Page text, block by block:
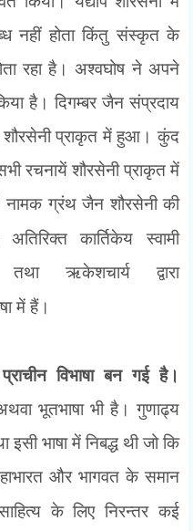
नहीं होता किंतु संस्कृत के
रहा है। अश्वघोष ने अपने
है। दिगम्बर जैन संप्रदाय
प्राकृत में हुआ। कुंद
रचनायें शौरसेनी प्राकृत में
नामक ग्रंथ जैन शौरसेनी की
कार्तिकेय स्वामी
तथा ऋकेशचार्य द्वारा
में हैं।
विभाषा बन गई है।
भूतभाषा भी है। गुणाढ्य
भाषा में निबद्ध थी जो कि
और भागवत के समान
के लिए निरन्तर कई